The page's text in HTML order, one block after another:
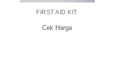
FIRST AID KIT
Cek Harga